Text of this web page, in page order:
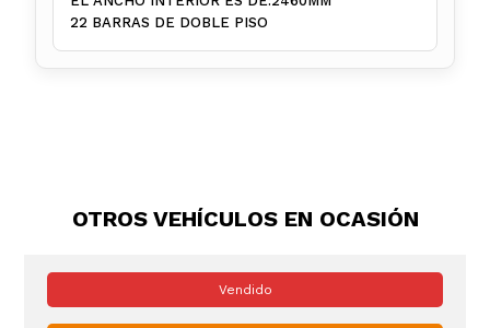
22 BARRAS DE DOBLE PISO
OTROS VEHÍCULOS EN OCASIÓN
Vendido